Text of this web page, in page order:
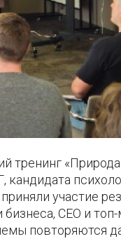
тренинг
участие
CEO и
повторяются